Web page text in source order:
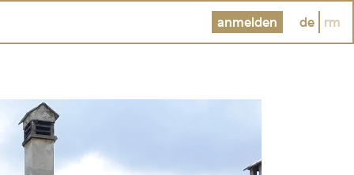
anmelden de rm